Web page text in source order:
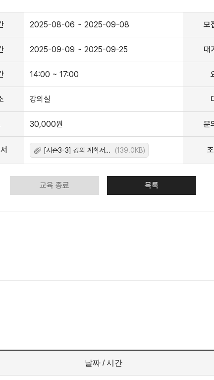
2025-08-06 ~ 2025-09-08 모
2025-09-09 ~ 2025-09-25 대
14:00 ~ 17:00
강의실
30,000원 문
[시즌3-3] 강의 계획서_오정현(에프터이펙트 초중급)_v2.hwp (139.0KB)
교육 종료 목록
날짜 / 시간